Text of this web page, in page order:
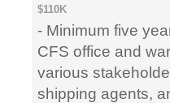
$110K
- Minimum five
CFS office and
various
shipping agents,